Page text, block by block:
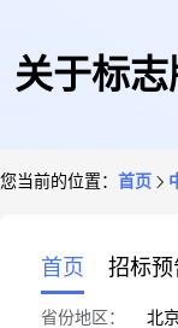
关于标
您当前的位置： 首页
首页 招标预
省份地区： 北